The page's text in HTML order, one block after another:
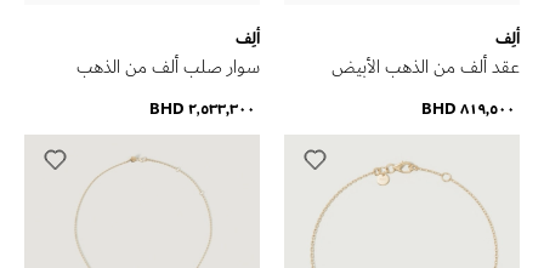
ألِف
عقد ألف من الذهب الأبيض
٨١٩٫٥٠٠ BHD
ألِف
سوار صلب ألف من الذهب
٢٬٥٣٣٫٣٠٠ BHD